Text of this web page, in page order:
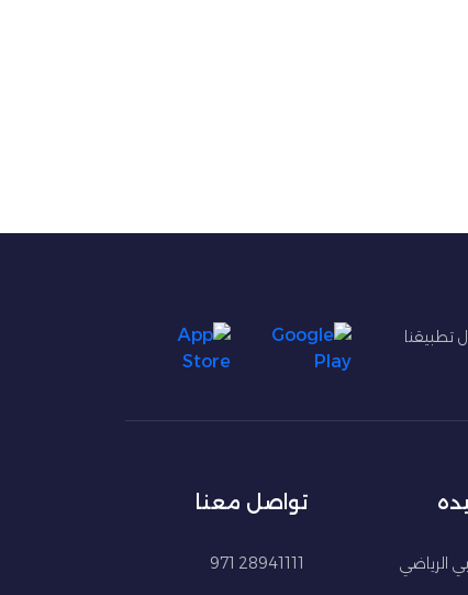
تطبيقنا
الرياضي
تواصل معنا
28941111 971